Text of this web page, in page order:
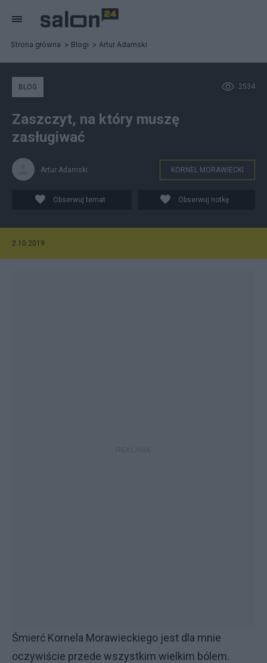
Strona główna Blogi Artur Adamski
2534
BLOG
Zaszczyt, na który muszę
zasługiwać
Artur Adamski KORNEL MORAWIECKI
Obserwuj temat Obserwuj notkę
2.10.2019
Śmierć Kornela Morawieckiego jest dla mnie
oczywiście przede wszystkim wielkim bólem.